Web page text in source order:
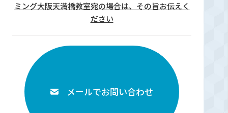
ミング大阪天満橋教室宛の場合は、その旨お伝えく
ださい
メールでお問い合わせ